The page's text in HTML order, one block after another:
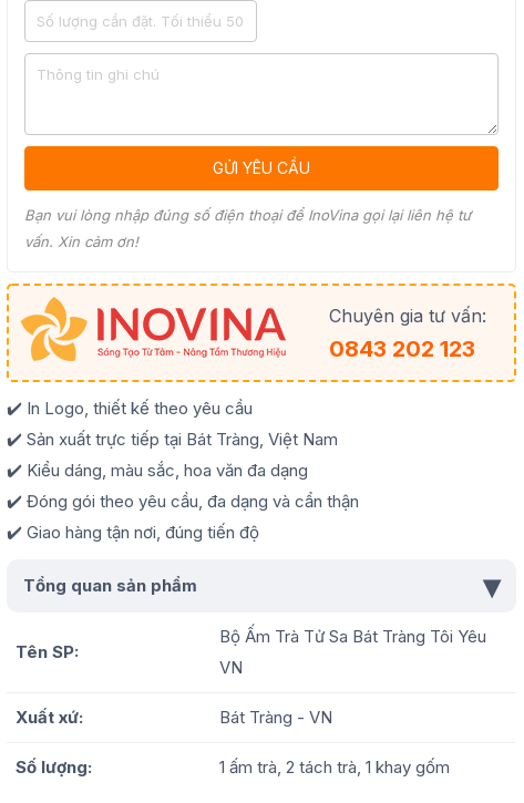
Bạn vui lòng nhập đúng số điện thoại để InoVina gọi lại liên hệ tư
vấn. Xin cảm ơn!
Chuyên gia tư vấn:
0843 202 123
✔️ In Logo, thiết kế theo yêu cầu
✔️ Sản xuất trực tiếp tại Bát Tràng, Việt Nam
✔️ Kiểu dáng, màu sắc, hoa văn đa dạng
✔️ Đóng gói theo yêu cầu, đa dạng và cẩn thận
✔️ Giao hàng tận nơi, đúng tiến độ
Tổng quan sản phẩm ▾
Tên SP:
Bộ Ấm Trà Tử Sa Bát Tràng Tôi Yêu
VN
Xuất xứ: Bát Tràng - VN
Số lượng: 1 ấm trà, 2 tách trà, 1 khay gốm